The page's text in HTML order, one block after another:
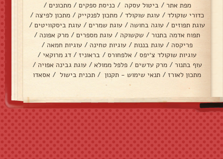
מפת אתר / ביטול עסקה / כניסת ספקים / מתכונים /
כדורי שוקולד / עוגת שוקולד / מתכון לפנקייק / מתכון לפיצה /
עוגת תפוזים / עוגה בחושה / עוגת שמרים / עוגת ביסקוויטים /
תפוח אדמה בתנור / שקשוקה / עוגת מספרים / מרק אפונה /
פריקסה / עוגת בננות / עוגיות טחינה / עוגיות חמאה /
עוגיות שוקולד צ׳יפס / אלפחורס / בראוניז / דג מרוקאי /
עוף בתנור / מרק עדשים / פלפל ממולא / עוגת גבינה אפויה /
מתכון לאורז / תנאי שימוש - תקנון / תכנית בישול / אסאדו